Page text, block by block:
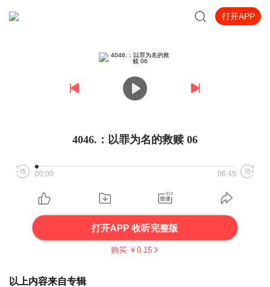
打开APP
4046.：以罪为名的救赎 06
00:00 06:45
打开APP 收听完整版
购买 ￥ 0.15
以上内容来自专辑